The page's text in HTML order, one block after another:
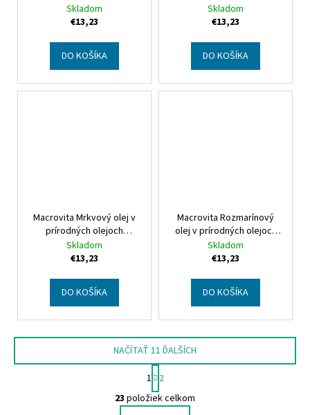
Skladom
€13,23
DO KOŠÍKA
Macrovita Lavender oil in
natural oils
Skladom
€13,23
DO KOŠÍKA
Macrovita Mrkvový olej v
prírodných olejoch
Macrovita Carrot oil in
natural oils
Skladom
€13,23
DO KOŠÍKA
Macrovita Rozmarínový
olej v prírodných olejoch
Macrovita Rosemary oil in
natural oils
Skladom
€13,23
DO KOŠÍKA
O
v
NAČÍTAŤ 11 ĎALŠÍCH
S
t
r
á
1
2
23 položiek celkom